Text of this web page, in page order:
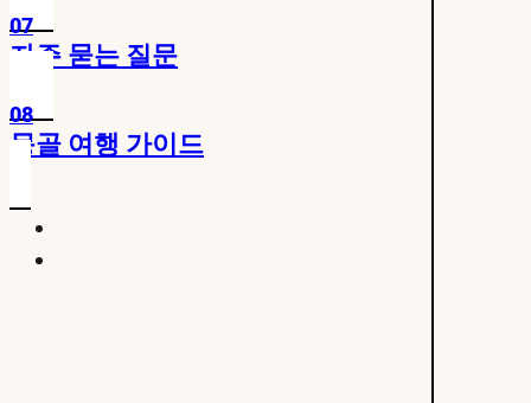
07
자주 묻는 질문
08
몽골 여행 가이드